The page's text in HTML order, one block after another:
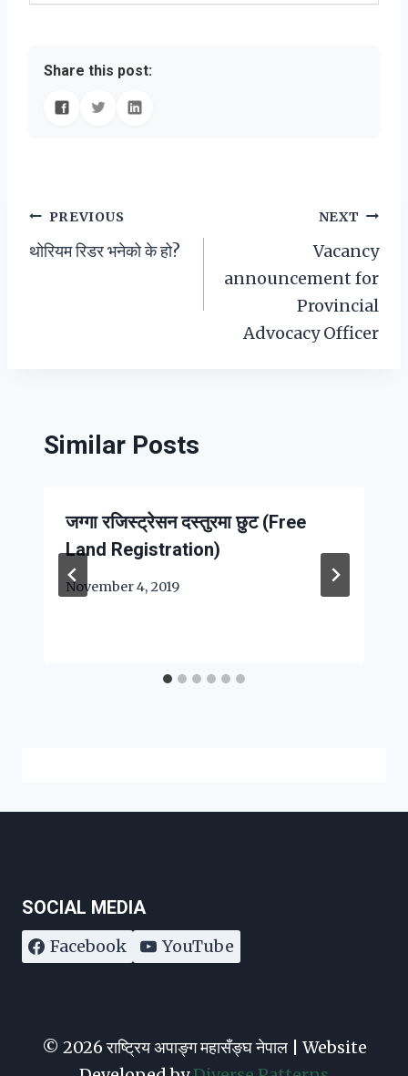
Share this post:
Post
navigation
PREVIOUS
थोरियम रिडर भनेको के हो?
NEXT
Vacancy
announcement for
Provincial
Advocacy Officer
Similar Posts
जग्गा रजिस्ट्रेसन दस्तुरमा छुट (Free
Land Registration)
November 4, 2019
SOCIAL MEDIA
Facebook YouTube
© 2026 राष्ट्रिय अपाङ्ग महासँङ्घ नेपाल | Website